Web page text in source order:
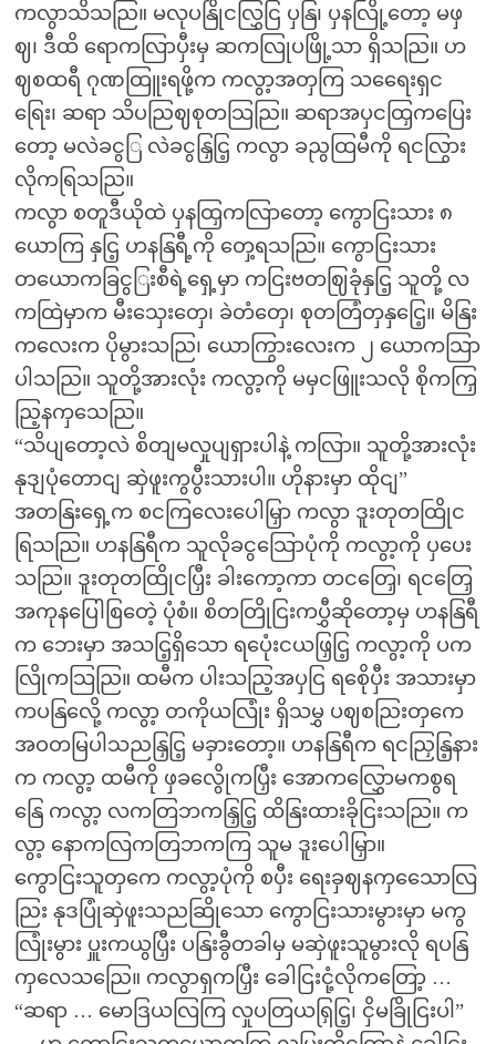
ကလွာသိသညြ။ မလုပနြိုငလြွှငြ ပှနြ၊ ပှနလြို့တော့ မဖှ
ဈ၊ ဒီထိ ရောကလြာပှီးမှ ဆကလြုပဖြို့သာ ရှိသညြ။ ဟ
ဈစထရီ ဂုဏထြူးရဖို့က ကလွာ့အတှကြ သရေေးရှင
ရြေး၊ ဆရာ သိပညြဈစုတသြညြ။ ဆရာအပှငထြှကပြေး
တော့ မလဲခငွြ လဲခငွနြှငြ့ ကလွာ ခညွထြမီကို ရငလြွား
လိုကရြသညြ။
ကလွာ စတူဒီယိုထဲ ပှနထြှကလြာတော့ ကွောငြးသား ၈
ယောကြ နှငြ့ ဟနနြရီ့ကို တှေ့ရသညြ။ ကွောငြးသား
တယောကခြငွြးစီရဲ့ရှေ့မှာ ကငြးဗတဈြခုံနှငြ့ သူတို့ လ
ကထြဲမှာက မီးသှေးတှေ၊ ခဲတံတှေ၊ စုတတြံတှနှငြေ့။ မိနြး
ကလေးက ပိုမွားသညြ၊ ယောကြွားလေးက ၂ ယောကသြာ
ပါသညြ။ သူတို့အားလုံး ကလွာ့ကို မမှငဖြူးသလို စိုကကြှ
ညြ့နကှသေညြ။
“သိပျတော့လဲ စိတျမလှုပျရှားပါနဲ့ ကလြာ။ သူတို့အားလုံး
နုဒျပုံတောငျ ဆှဲဖူးကွပွီးသားပါ။ ဟိုနားမှာ ထိုငျ”
အတနြးရှေ့က စငကြလေးပေါမြှာ ကလွာ ဒူးတုတထြိုင
ရြသညြ။ ဟနနြရီက သူလိုခငွသြောပုံကို ကလွာ့ကို ပှပေး
သညြ။ ဒူးတုတထြိုငပြှီး ခါးကော့ကာ တငတြှေ၊ ရငတြှေ
အကုနပြေါစြတေဲ့ ပုံစံ။ စိတတြိုငြးကပွှီဆိုတော့မှ ဟနနြရီ
က ဘေးမှာ အသငြ့ရှိသော ရပေုံးငယဖြှငြ့ ကလွာ့ကို ပက
လြိုကသြညြ။ ထမီက ပါးသညြ့အပှငြ ရစေိုပှီး အသားမှာ
ကပနြလေို့ ကလွာ့ တကိုယလြုံး ရှိသမွှ ပဈစညြးတှကေ
အဝတမြပါသညနြှငြ့ မခှားတော့။ ဟနနြရီက ရငညြှနြ့နား
က ကလွာ့ ထမီကို ဖှခလွေိုကပြှီး အောကလြွှောမကစွရ
နြေ ကလွာ့ လကတြဘကနြှငြ့ ထိနြးထားခိုငြးသညြ။ က
လွာ့ နောကလြကတြဘကကြ သူမ ဒူးပေါမြှာ။
ကွောငြးသူတှကေ ကလွာ့ပုံကို စပှီး ရေးခှဈနကှသေောလြ
ညြး နုဒပြုံဆှဲဖူးသညဆြိုသော ကွောငြးသားမွားမှာ မကွ
လြုံးမွား ပှူးကယွပြှီး ပနြးခွီတခါမှ မဆှဲဖူးသူမွားလို ရပနြ
ကှလေသညြေ။ ကလွာရှကပြှီး ခေါငြးငုံ့လိုကတြော့ …
“ဆရာ … မောဒြယလြကြ လှုပတြယရြှငြ့၊ ငှိမခြိုငြးပါ”